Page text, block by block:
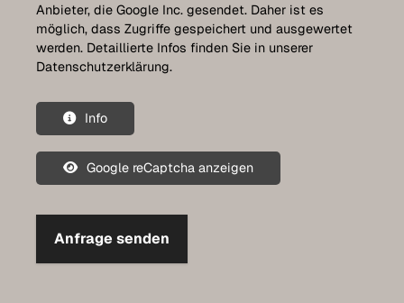
Anbieter, die Google Inc. gesendet. Daher ist es
möglich, dass Zugriffe gespeichert und ausgewertet
werden. Detaillierte Infos finden Sie in unserer
Datenschutzerklärung.
Info
Google reCaptcha anzeigen